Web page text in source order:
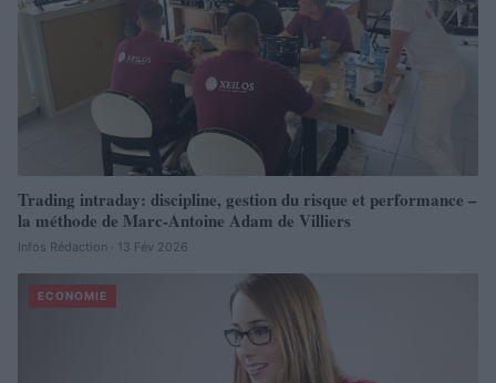
Trading intraday: discipline, gestion du risque et performance –
la méthode de Marc-Antoine Adam de Villiers
Infos Rédaction · 13 Fév 2026
ECONOMIE